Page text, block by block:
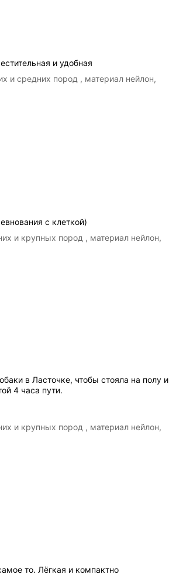
и удобная
и средних пород , материал нейлон,
с клеткой)
и крупных пород , материал нейлон,
в Ласточке, чтобы стояла на полу и
4 часа пути.
и крупных пород , материал нейлон,
то. Лёгкая и компактно